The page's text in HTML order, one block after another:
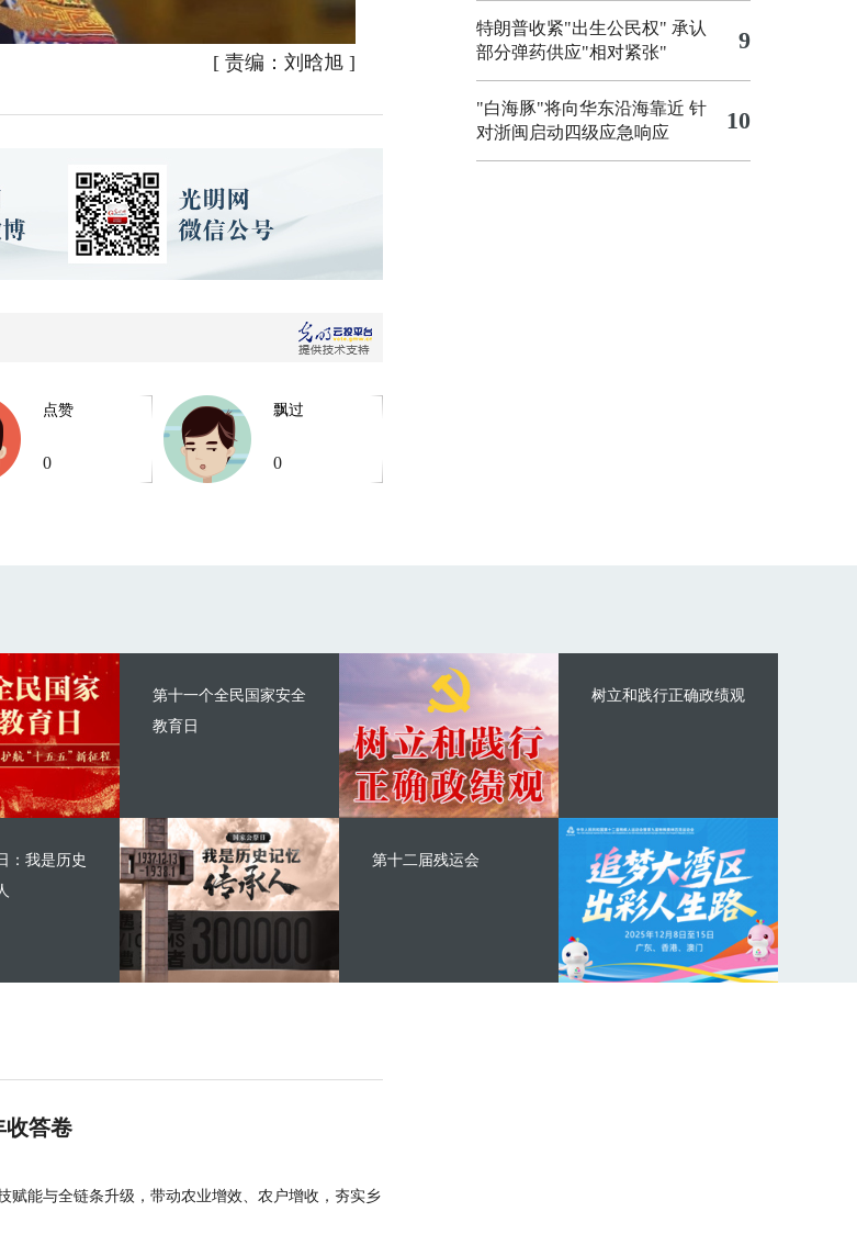
[ 责编：刘晗旭]
点赞
0
飘过
0
特朗普收紧"出生公民权" 承认
部分弹药供应"相对紧张"
9
"白海豚"将向华东沿海靠近 针
对浙闽启动四级应急响应
10
第十一个全民国家安全
教育日
：我是历史
树立和践行正确政绩观
第十二届残运会
收答卷
赋能与全链条升级，带动农业增效、农户增收，夯实乡